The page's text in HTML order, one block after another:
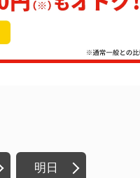
明日